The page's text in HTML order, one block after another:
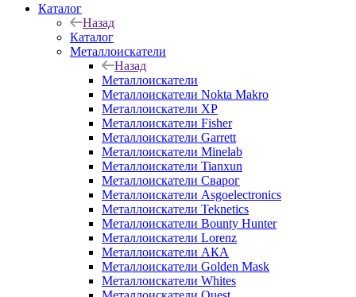
Каталог
Назад
Каталог
Металлоискатели
Назад
Металлоискатели
Металлоискатели Nokta Makro
Металлоискатели XP
Металлоискатели Fisher
Металлоискатели Garrett
Металлоискатели Minelab
Металлоискатели Tianxun
Металлоискатели Сварог
Металлоискатели Asgoelectronics
Металлоискатели Teknetics
Металлоискатели Bounty Hunter
Металлоискатели Lorenz
Металлоискатели АКА
Металлоискатели Golden Mask
Металлоискатели Whites